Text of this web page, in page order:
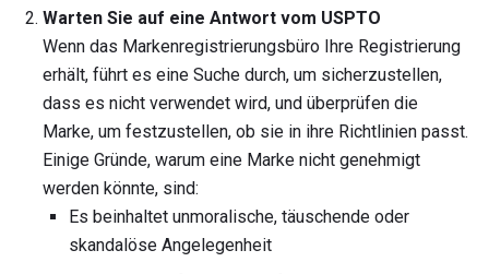
Warten Sie auf eine Antwort vom USPTO
Wenn das Markenregistrierungsbüro Ihre Registrierung
erhält, führt es eine Suche durch, um sicherzustellen,
dass es nicht verwendet wird, und überprüfen die
Marke, um festzustellen, ob sie in ihre Richtlinien passt.
Einige Gründe, warum eine Marke nicht genehmigt
werden könnte, sind:
Es beinhaltet unmoralische, täuschende oder
skandalöse Angelegenheit